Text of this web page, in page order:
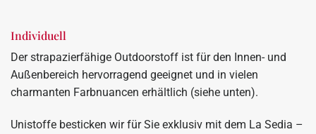
Individuell
Der strapazierfähige Outdoorstoff ist für den Innen- und
Außenbereich hervorragend geeignet und in vielen
charmanten Farbnuancen erhältlich (siehe unten).
Unistoffe besticken wir für Sie exklusiv mit dem La Sedia –